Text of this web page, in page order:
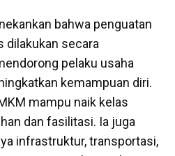
bahwa penguatan
dilakukan secara
pelaku usaha
kemampuan diri.
mampu naik kelas
dan fasilitasi. Ia juga
infrastruktur, transportasi,